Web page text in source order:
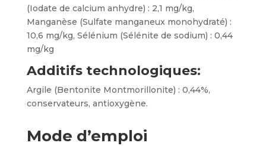
(Iodate de calcium anhydre) : 2,1 mg/kg,
Manganèse (Sulfate manganeux monohydraté) :
10,6 mg/kg, Sélénium (Sélénite de sodium) : 0,44
mg/kg
Additifs technologiques:
Argile (Bentonite Montmorillonite) : 0,44%,
conservateurs, antioxygène.
Mode d’emploi